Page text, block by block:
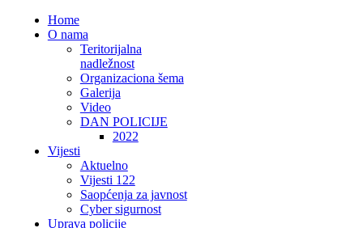
Home
O nama
Teritorijalna
nadležnost
Organizaciona šema
Galerija
Video
DAN POLICIJE
2022
Vijesti
Aktuelno
Vijesti 122
Saopćenja za javnost
Cyber sigurnost
Uprava policije